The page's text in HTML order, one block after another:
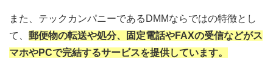
また、テックカンパニーであるDMMならではの特徴とし
て、 郵便物の転送や処分、固定電話やFAXの受信などがス
マホやPCで完結するサービスを提供しています。